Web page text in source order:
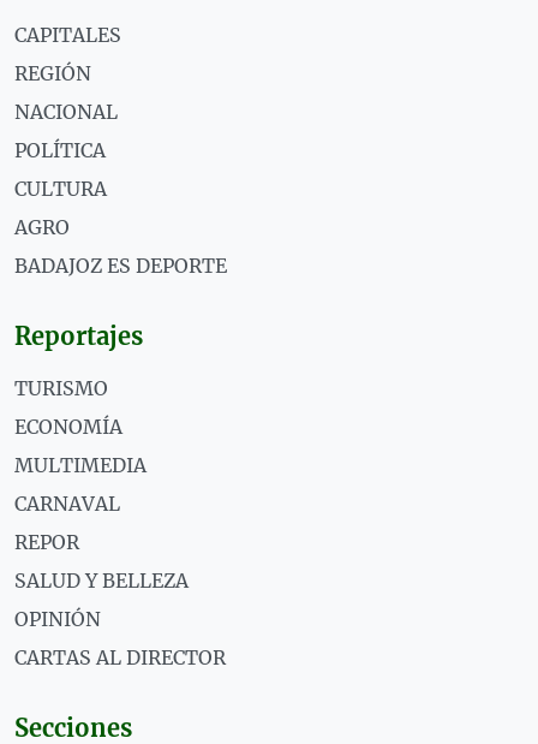
CAPITALES
REGIÓN
NACIONAL
POLÍTICA
CULTURA
AGRO
BADAJOZ ES DEPORTE
Reportajes
TURISMO
ECONOMÍA
MULTIMEDIA
CARNAVAL
REPOR
SALUD Y BELLEZA
OPINIÓN
CARTAS AL DIRECTOR
Secciones